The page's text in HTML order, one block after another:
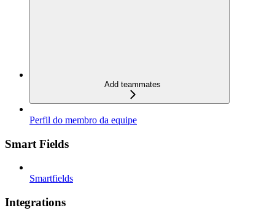
Add teammates
Perfil do membro da equipe
Smart Fields
Smartfields
Integrations